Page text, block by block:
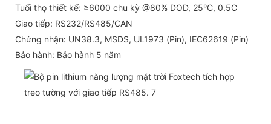
Tuổi thọ thiết kế: ≥6000 chu kỳ @80% DOD, 25°C, 0.5C
Giao tiếp: RS232/RS485/CAN
Chứng nhận: UN38.3, MSDS, UL1973 (Pin), IEC62619 (Pin)
Bảo hành: Bảo hành 5 năm